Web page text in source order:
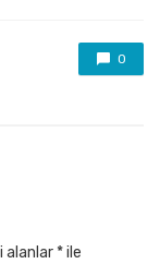
0
alanlar *ile